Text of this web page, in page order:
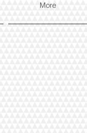
More